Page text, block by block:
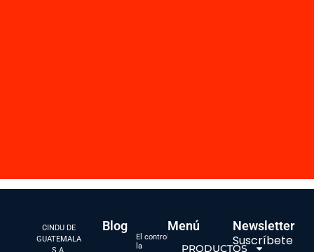
CINDU DE
GUATEMALA
Blog
El control de
la
Menú
PRODUCTOS
Newsletter
Suscríbete